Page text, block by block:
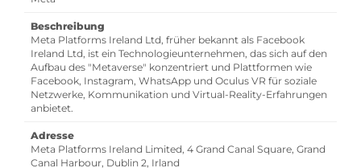
Beschreibung
Meta Platforms Ireland Ltd, früher bekannt als Facebook
Ireland Ltd, ist ein Technologieunternehmen, das sich auf den
Aufbau des "Metaverse" konzentriert und Plattformen wie
Facebook, Instagram, WhatsApp und Oculus VR für soziale
Netzwerke, Kommunikation und Virtual-Reality-Erfahrungen
anbietet.
Adresse
Meta Platforms Ireland Limited, 4 Grand Canal Square, Grand
Canal Harbour, Dublin 2, Irland